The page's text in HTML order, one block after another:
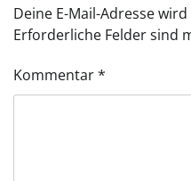
Deine E-Mail-Adresse
Erforderliche Felder sind
Kommentar*